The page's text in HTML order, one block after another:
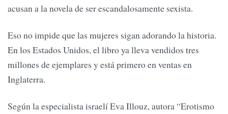
acusan a la novela de ser escandalosamente sexista.
Eso no impide que las mujeres sigan adorando la historia.
En los Estados Unidos, el libro ya lleva vendidos tres
millones de ejemplares y está primero en ventas en
Inglaterra.
Según la especialista israelí Eva Illouz, autora “Erotismo